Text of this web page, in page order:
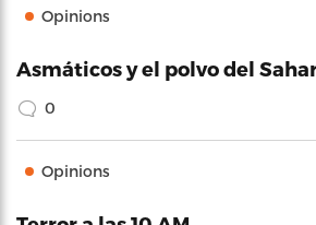
Opinions
Asmáticos y el polvo del
0
Opinions